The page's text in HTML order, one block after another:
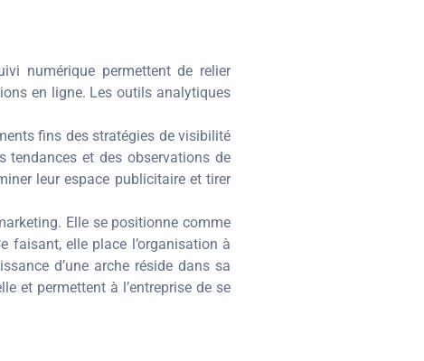
numérique permettent de relier
en ligne. Les outils analytiques
fins des stratégies de visibilité
tendances et des observations de
leur espace publicitaire et tirer
Elle se positionne comme
faisant, elle place l’organisation à
d’une arche réside dans sa
et permettent à l’entreprise de se